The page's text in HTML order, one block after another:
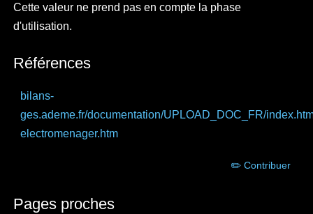
Cette valeur ne prend pas en compte la phase
d'utilisation.
Références
bilans-
ges.ademe.fr/documentation/UPLOAD_DOC_FR/
electromenager.htm
✏️ Contribuer
Pages proches